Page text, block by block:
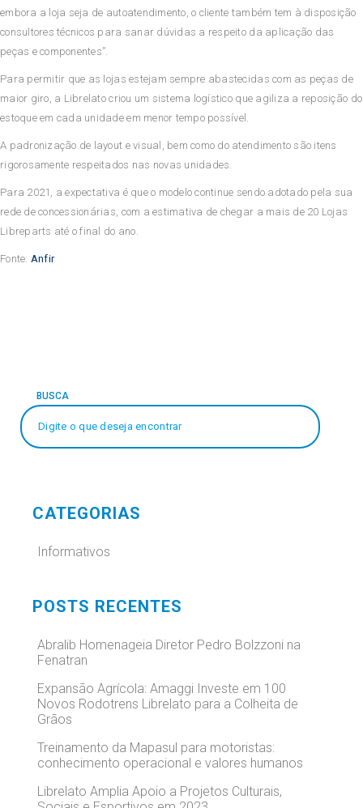
embora a loja seja de autoatendimento, o cliente também tem à disposição
consultores técnicos para sanar dúvidas a respeito da aplicação das
peças e componentes”.
Para permitir que as lojas estejam sempre abastecidas com as peças de
maior giro, a Librelato criou um sistema logístico que agiliza a reposição do
estoque em cada unidade em menor tempo possível.
A padronização de layout e visual, bem como do atendimento são itens
rigorosamente respeitados nas novas unidades.
Para 2021, a expectativa é que o modelo continue sendo adotado pela sua
rede de concessionárias, com a estimativa de chegar a mais de 20 Lojas
Libreparts até o final do ano.
Fonte: Anfir
BUSCA
CATEGORIAS
Informativos
POSTS RECENTES
Abralib Homenageia Diretor Pedro Bolzzoni na
Fenatran
Expansão Agrícola: Amaggi Investe em 100
Novos Rodotrens Librelato para a Colheita de
Grãos
Treinamento da Mapasul para motoristas:
conhecimento operacional e valores humanos
Librelato Amplia Apoio a Projetos Culturais,